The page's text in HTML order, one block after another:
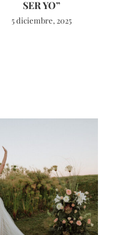
SER YO”
5 diciembre, 2025